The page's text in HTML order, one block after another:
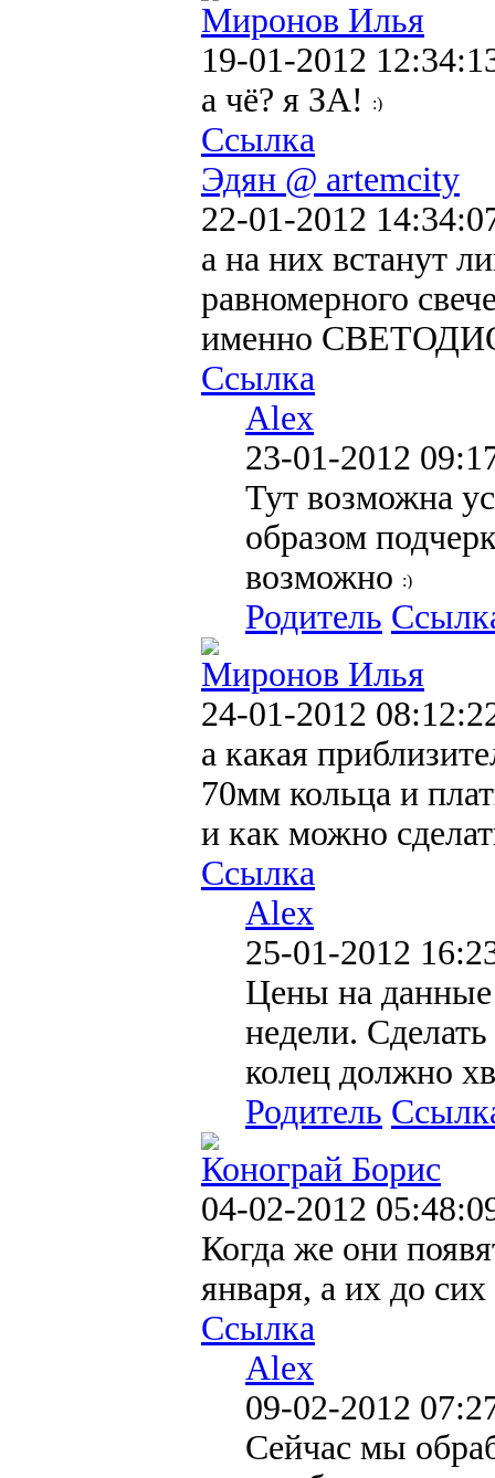
Миронов Илья
19-01-2012
а чё? я ЗА!
Ссылка
Эдян @ artemcity
22-01-2012
а на них встанут
равномерного
именно
Ссылка
Alex
23-01-2012
Тут возможна
образом
возможно
Родитель
Миронов Илья
24-01-2012
а какая
70мм кольца и
и как можно
Ссылка
Alex
25-01-2012
Цены на данные
недели.
колец должно
Родитель
Конограй Борис
04-02-2012
Когда же они
января, а их до
Ссылка
Alex
09-02-2012
Сейчас мы